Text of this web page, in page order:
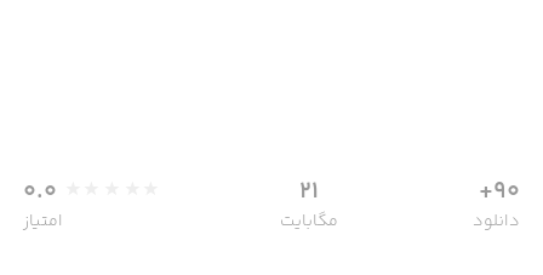
90+
دانلود
21
مگابایت
0.0
امتیاز